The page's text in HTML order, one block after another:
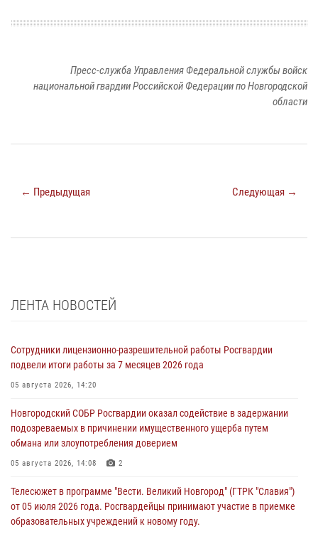
Пресс-служба Управления Федеральной службы войск
национальной гвардии Российской Федерации по Новгородской
области
← Предыдущая Следующая →
ЛЕНТА НОВОСТЕЙ
Сотрудники лицензионно-разрешительной работы Росгвардии
подвели итоги работы за 7 месяцев 2026 года
05 августа 2026, 14:20
Новгородский СОБР Росгвардии оказал содействие в задержании
подозреваемых в причинении имущественного ущерба путем
обмана или злоупотребления доверием
05 августа 2026, 14:08 2
Телесюжет в программе "Вести. Великий Новгород" (ГТРК "Славия")
от 05 июля 2026 года. Росгвардейцы принимают участие в приемке
образовательных учреждений к новому году.